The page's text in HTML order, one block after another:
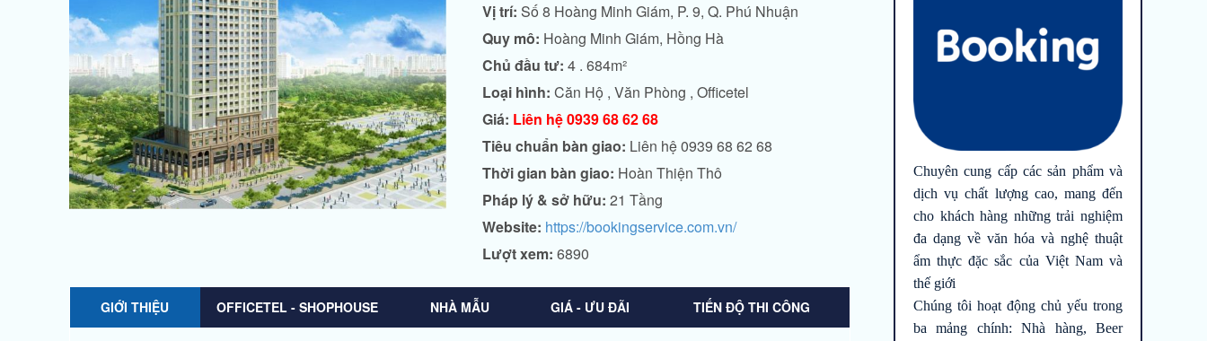
Vị trí: Số 8 Hoàng Minh Giám, P. 9, Q. Phú Nhuận
Quy mô: Hoàng Minh Giám, Hồng Hà
Chủ đầu tư: 4 . 684m²
Loại hình: Căn Hộ , Văn Phòng , Officetel
Giá: Liên hệ 0939 68 62 68
Tiêu chuẩn bàn giao: Liên hệ 0939 68 62 68
Thời gian bàn giao: Hoàn Thiện Thô
Pháp lý & sở hữu: 21 Tầng
Website: https://bookingservice.com.vn/
Lượt xem: 6890
GIỚI THIỆU OFFICETEL - SHOPHOUSE NHÀ MẪU GIÁ - ƯU ĐÃI TIẾN ĐỘ THI CÔNG
Chuyên cung cấp các sản phẩm và
dịch vụ chất lượng cao, mang đến
cho khách hàng những trải nghiệm
đa dạng về văn hóa và nghệ thuật
ẩm thực đặc sắc của Việt Nam và
thế giới
Chúng tôi hoạt động chủ yếu trong
ba mảng chính: Nhà hàng, Beer